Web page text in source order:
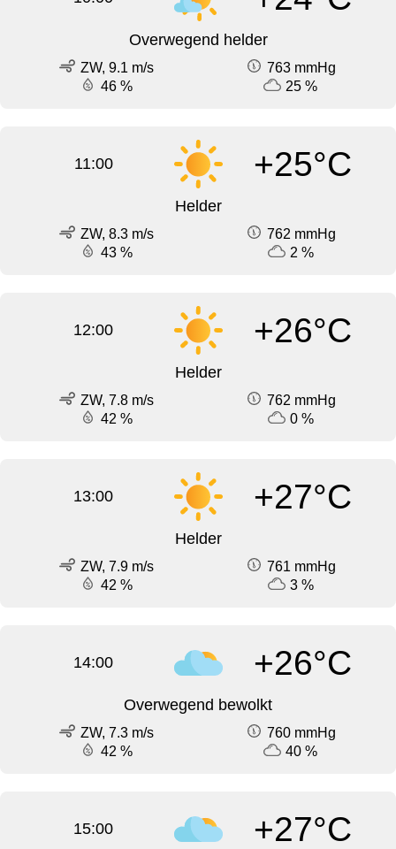
Overwegend helder
ZW, 9.1 m/s
763 mmHg
46 %
25 %
11:00 +25°C
Helder
ZW, 8.3 m/s
762 mmHg
43 %
2 %
12:00 +26°C
Helder
ZW, 7.8 m/s
762 mmHg
42 %
0 %
13:00 +27°C
Helder
ZW, 7.9 m/s
761 mmHg
42 %
3 %
14:00 +26°C
Overwegend bewolkt
ZW, 7.3 m/s
760 mmHg
42 %
40 %
15:00 +27°C